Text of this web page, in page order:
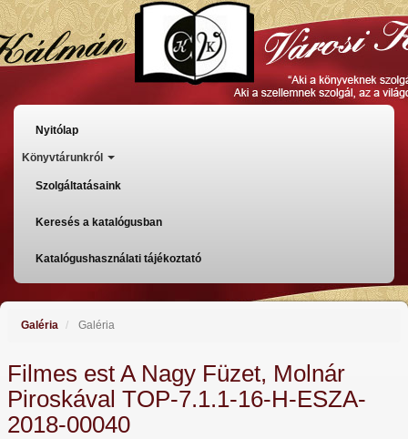
Ugrás
a
tartalomra
Főmenü
Nyitólap
Könyvtárunkról
Szolgáltatásaink
Keresés a katalógusban
Katalógushasználati tájékoztató
Galéria Galéria
Filmes est A Nagy Füzet, Molnár
Piroskával TOP-7.1.1-16-H-ESZA-
2018-00040